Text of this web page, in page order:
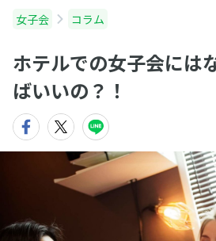
女子会 コラム
ホテルでの女子会には
ばいいの？！